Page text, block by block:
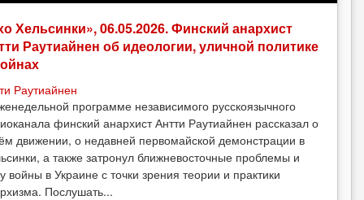
Хельсинки», 06.05.2026. Финский анархист
Раутиайнен об идеологии, уличной политике
Раутиайнен
программе независимого русскоязычного
финский анархист Антти Раутиайнен рассказал о
движении, о недавней первомайской демонстрации в
а также затронул ближневосточные проблемы и
войны в Украине с точки зрения теории и практики
Послушать...